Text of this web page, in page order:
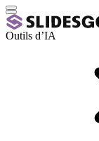
Outils d’IA